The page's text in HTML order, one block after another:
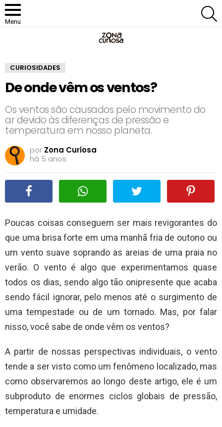
Menu
CURIOSIDADES
De onde vêm os ventos?
Os ventos são causados pelo movimento do
ar devido às diferenças de pressão e
temperatura em nosso planeta.
por Zona Curiosa
há 5 anos
Poucas coisas conseguem ser mais revigorantes do
que uma brisa forte em uma manhã fria de outono ou
um vento suave soprando as areias de uma praia no
verão. O vento é algo que experimentamos quase
todos os dias, sendo algo tão onipresente que acaba
sendo fácil ignorar, pelo menos até o surgimento de
uma tempestade ou de um tornado. Mas, por falar
nisso, você sabe de onde vêm os ventos?
A partir de nossas perspectivas individuais, o vento
tende a ser visto como um fenômeno localizado, mas
como observaremos ao longo deste artigo, ele é um
subproduto de enormes ciclos globais de pressão,
temperatura e umidade.